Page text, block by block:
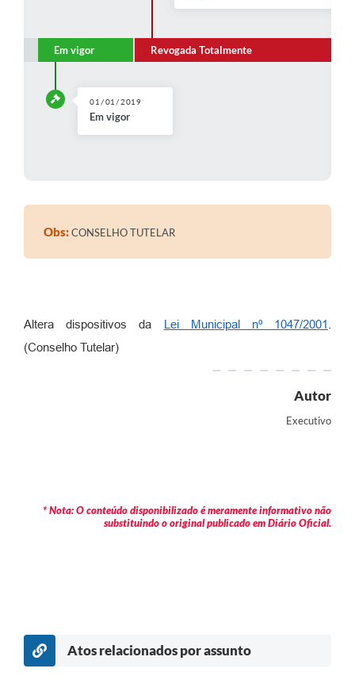
Links
Serviços Online
Em vigor
01/01/2019
Em vigor
Revogada Totalmente
Obs:CONSELHO TUTELAR
Altera dispositivos da Lei Municipal nº 1047/2001
(Conselho Tutelar)
Autor
Executivo
* Nota: O conteúdo disponibilizado é meramente informativo não
substituindo o original publicado em Diário Oficial.
Atos relacionados por assunto